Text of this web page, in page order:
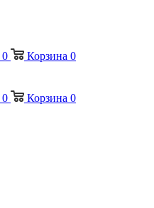
0 Корзина 0
0 Корзина 0